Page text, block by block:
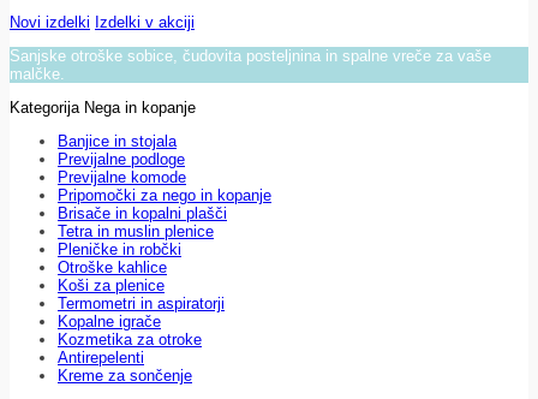
Novi izdelki Izdelki v akciji
Sanjske otroške sobice, čudovita posteljnina in spalne vreče za vaše
malčke.
Kategorija Nega in kopanje
Banjice in stojala
Previjalne podloge
Previjalne komode
Pripomočki za nego in kopanje
Brisače in kopalni plašči
Tetra in muslin plenice
Pleničke in robčki
Otroške kahlice
Koši za plenice
Termometri in aspiratorji
Kopalne igrače
Kozmetika za otroke
Antirepelenti
Kreme za sončenje